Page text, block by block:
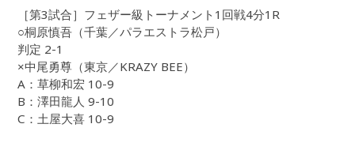
［第3試合］フェザー級トーナメント1回戦4分1R
○桐原慎吾（千葉／パラエストラ松戸）
判定 2-1
×中尾勇尊（東京／KRAZY BEE）
A：草柳和宏 10-9
B：澤田龍人 9-10
C：土屋大喜 10-9